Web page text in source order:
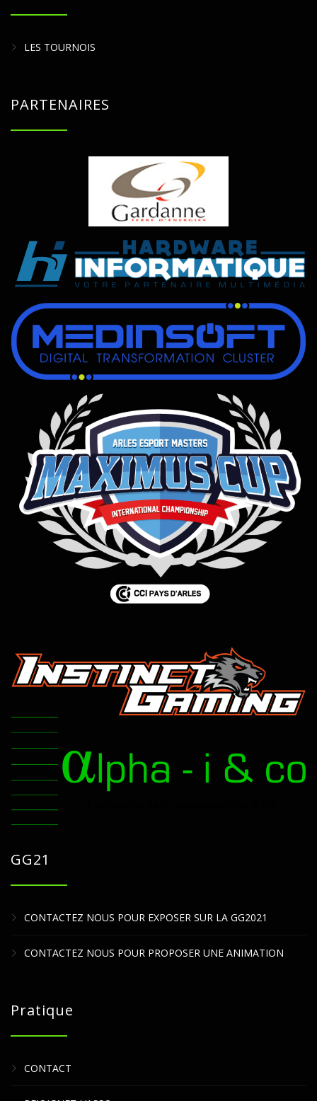
LES TOURNOIS
PARTENAIRES
GG21
CONTACTEZ NOUS POUR EXPOSER SUR LA GG2021
CONTACTEZ NOUS POUR PROPOSER UNE ANIMATION
Pratique
CONTACT